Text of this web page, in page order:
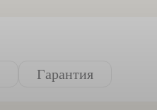
Гарантия